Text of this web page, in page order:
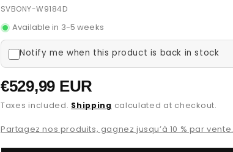
SKU:
SVBONY-W9184D
Available in 3-5 weeks
Notify me when this product is back in stock
Regular
price
€529,99 EUR
Taxes included. Shipping calculated at checkout.
Partagez nos produits, gagnez jusqu’à 10 % par vente.